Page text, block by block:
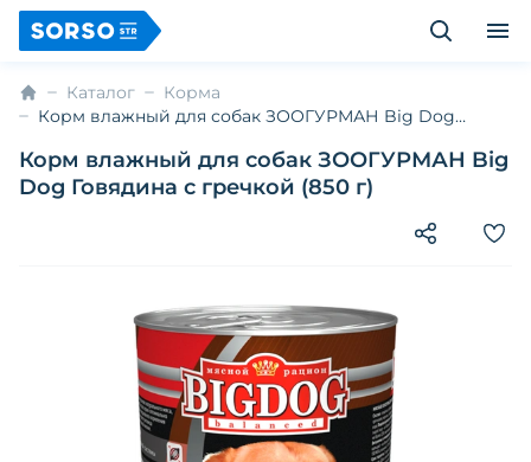
Каталог
Корма
Корм влажный для собак ЗООГУРМАН Big Dog
Корм влажный для собак ЗООГУРМАН Big
Dog Говядина с гречкой (850 г)